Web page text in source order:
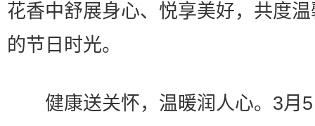
花香中舒展身心、悦享美好，共度
的节日时光。
健康送关怀，温暖润人心。3月5